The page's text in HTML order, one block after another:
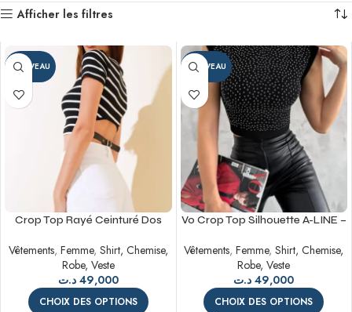
Afficher les filtres
NOUVEAU
Crop Top Rayé Ceinturé Dos
Vêtements, Femme, Shirt, Chemise,
Robe, Veste
49,000 د.ت
CHOIX DES OPTIONS
NOUVEAU
Vo Crop Top Silhouette A-LINE –
2024
Vêtements,Femme,Shirt, Chemise,
Robe, Veste
49,000 د.ت
CHOIX DES OPTIONS